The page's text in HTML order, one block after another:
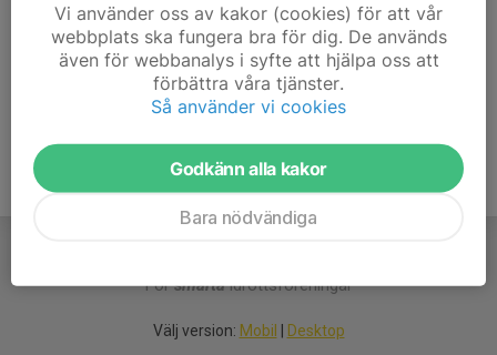
Titel
Hjälpledare
Ålder
54 år
Försmartaidrottsföreningar
Välj version: Mobil Desktop
Vi använder oss av kakor (cookies) för att vår
webbplats ska fungera bra för dig. De används
även för webbanalys i syfte att hjälpa oss att
förbättra våra tjänster.
Så använder vi cookies
Godkänn alla kakor
Bara nödvändiga